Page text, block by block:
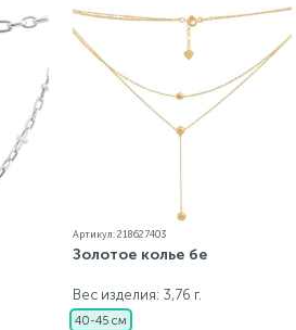
Артикул: 218627403
Золотое колье бе
Вес изделия: 3,76 г.
40-45 см